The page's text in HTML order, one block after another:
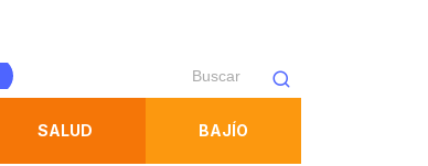
Protección Civil refuerza inspecciones en juegos
SALUD BAJÍO